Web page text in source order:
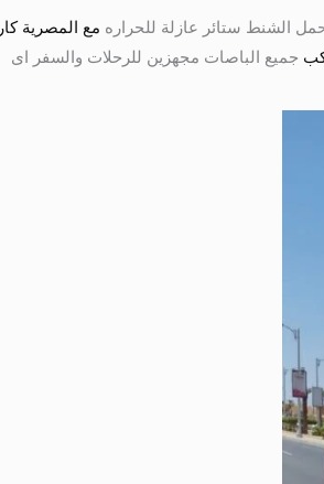
مع المصرية كار
جميع الباصات مجهزين للرحلات والسفر اى